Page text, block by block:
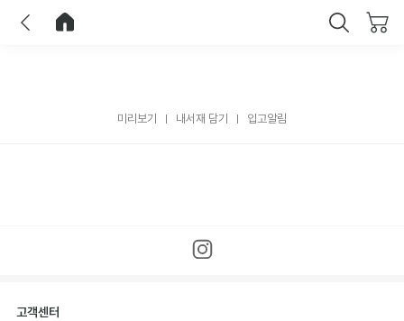
미리보기 내서재 담기 입고알림
고객센터